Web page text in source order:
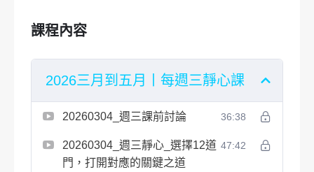
課程內容
2026三月到五月丨每週三靜心課
20260304_週三課前討論 36:38
20260304_週三靜心_選擇12道
門，打開對應的關鍵之道
47:42